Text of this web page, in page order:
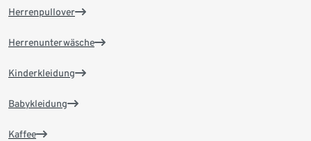
Herrenpullover
Herrenunterwäsche
Kinderkleidung
Babykleidung
Kaffee